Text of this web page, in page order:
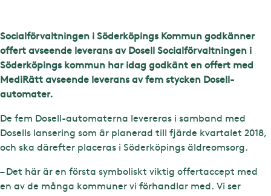
Socialförvaltningen i Söderköpings Kommun godkänner
offert avseende leverans av Dosell Socialförvaltningen i
Söderköpings kommun har idag godkänt en offert med
MediRätt avseende leverans av fem stycken Dosell-
automater.
De fem Dosell-automaterna levereras i samband med
Dosells lansering som är planerad till fjärde kvartalet 2018,
och ska därefter placeras i Söderköpings äldreomsorg.
– Det här är en första symboliskt viktig offertaccept med
en av de många kommuner vi förhandlar med. Vi ser